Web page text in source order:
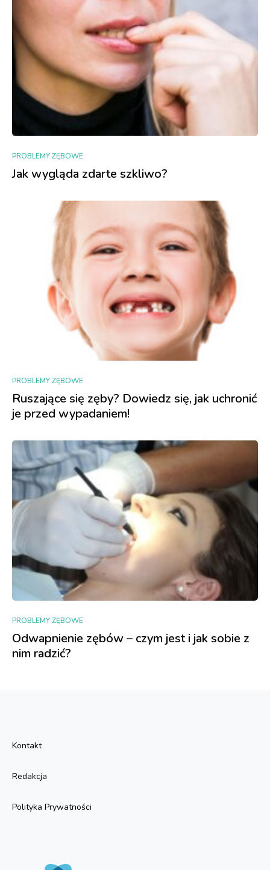
PROBLEMY ZĘBOWE
Jak wygląda zdarte szkliwo?
PROBLEMY ZĘBOWE
Ruszające się zęby? Dowiedz się, jak uchronić
je przed wypadaniem!
PROBLEMY ZĘBOWE
Odwapnienie zębów – czym jest i jak sobie z
nim radzić?
Kontakt
Redakcja
Polityka Prywatności